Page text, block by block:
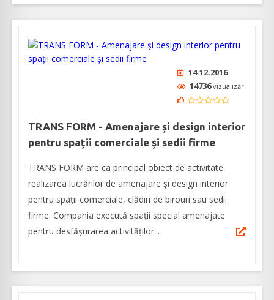
14.12.2016
14736vizualizări
TRANS FORM - Amenajare și design interior
pentru spații comerciale și sedii firme
TRANS FORM are ca principal obiect de activitate
realizarea lucrărilor de amenajare și design interior
pentru spații comerciale, clădiri de birouri sau sedii
firme. Compania execută spații special amenajate
pentru desfășurarea activităților...